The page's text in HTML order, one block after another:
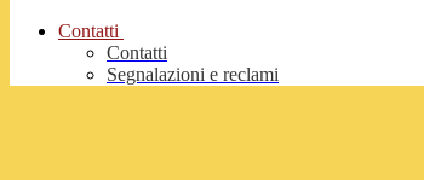
Contatti
Contatti
Segnalazioni e reclami